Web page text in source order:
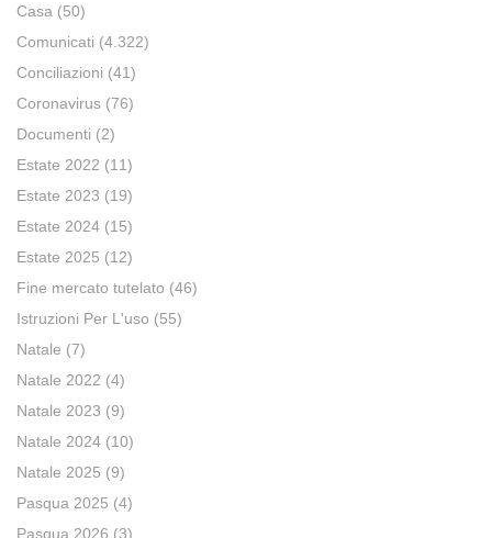
Casa (50)
Comunicati (4.322)
Conciliazioni (41)
Coronavirus (76)
Documenti (2)
Estate 2022 (11)
Estate 2023 (19)
Estate 2024 (15)
Estate 2025 (12)
Fine mercato tutelato (46)
Istruzioni Per L'uso (55)
Natale (7)
Natale 2022 (4)
Natale 2023 (9)
Natale 2024 (10)
Natale 2025 (9)
Pasqua 2025 (4)
Pasqua 2026 (3)